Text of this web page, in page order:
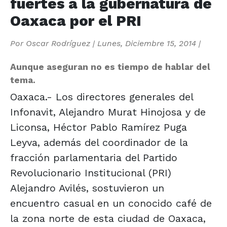
Oaxaca por el PRI
Por Oscar Rodríguez | Lunes, Diciembre 15, 2014 |
Aunque aseguran no es tiempo de hablar del
tema.
Oaxaca.- Los directores generales del
Infonavit, Alejandro Murat Hinojosa y de
Liconsa, Héctor Pablo Ramírez Puga
Leyva, además del coordinador de la
fracción parlamentaria del Partido
Revolucionario Institucional (PRI)
Alejandro Avilés, sostuvieron un
encuentro casual en un conocido café de
la zona norte de esta ciudad de Oaxaca,